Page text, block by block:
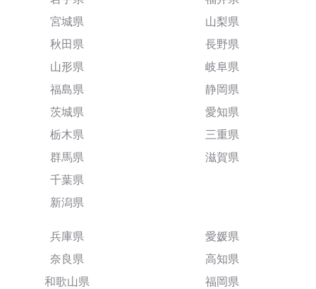
宮城県
秋田県
山形県
福島県
茨城県
栃木県
群馬県
千葉県
新潟県
山梨県
長野県
岐阜県
静岡県
愛知県
三重県
滋賀県
兵庫県
奈良県
和歌山県
愛媛県
高知県
福岡県